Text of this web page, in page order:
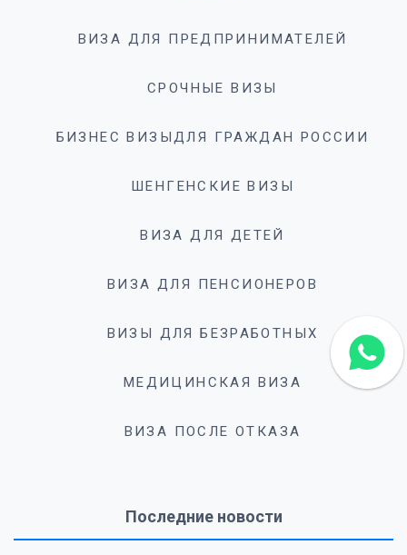
ВИЗА ДЛЯ ПРЕДПРИНИМАТЕЛЕЙ
СРОЧНЫЕ ВИЗЫ
БИЗНЕС ВИЗЫДЛЯ ГРАЖДАН РОССИИ
ШЕНГЕНСКИЕ ВИЗЫ
ВИЗА ДЛЯ ДЕТЕЙ
ВИЗА ДЛЯ ПЕНСИОНЕРОВ
ВИЗЫ ДЛЯ БЕЗРАБОТНЫХ
МЕДИЦИНСКАЯ ВИЗА
ВИЗА ПОСЛЕ ОТКАЗА
Последние новости